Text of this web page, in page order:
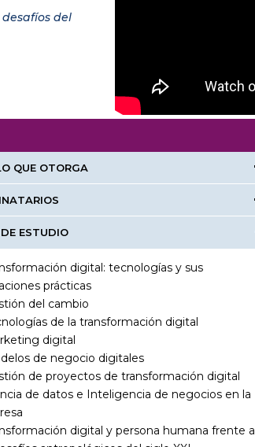
del
QUE OTORGA
ESTUDIO
digital: tecnologías y sus
prácticas
del cambio
de la transformación digital
digital
de negocio digitales
de proyectos de transformación digital
de datos e Inteligencia de negocios en la
digital y persona humana frente a